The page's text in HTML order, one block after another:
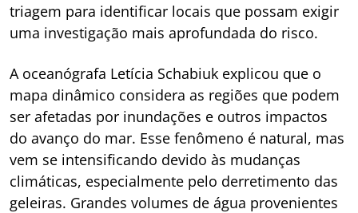
triagem para identificar locais que possam exigir
uma investigação mais aprofundada do risco.
A oceanógrafa Letícia Schabiuk explicou que o
mapa dinâmico considera as regiões que podem
ser afetadas por inundações e outros impactos
do avanço do mar. Esse fenômeno é natural, mas
vem se intensificando devido às mudanças
climáticas, especialmente pelo derretimento das
geleiras. Grandes volumes de água provenientes